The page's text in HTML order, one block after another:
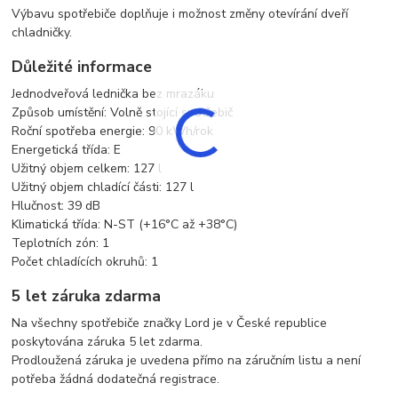
Výbavu spotřebiče doplňuje i možnost změny otevírání dveří
chladničky.
Důležité informace
Jednodveřová lednička bez mrazáku
Způsob umístění: Volně stojící spotřebič
Roční spotřeba energie: 90 kWh/rok
Energetická třída: E
Užitný objem celkem: 127 l
Užitný objem chladící části: 127 l
Hlučnost: 39 dB
Klimatická třída: N-ST (+16°C až +38°C)
Teplotních zón: 1
Počet chladících okruhů: 1
5 let záruka zdarma
Na všechny spotřebiče značky Lord je v České republice
poskytována záruka 5 let zdarma.
Prodloužená záruka je uvedena přímo na záručním listu a není
potřeba žádná dodatečná registrace.